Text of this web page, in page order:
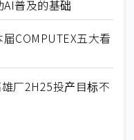
普及的基础
COMPUTEX五大看
厂2H25投产目标不